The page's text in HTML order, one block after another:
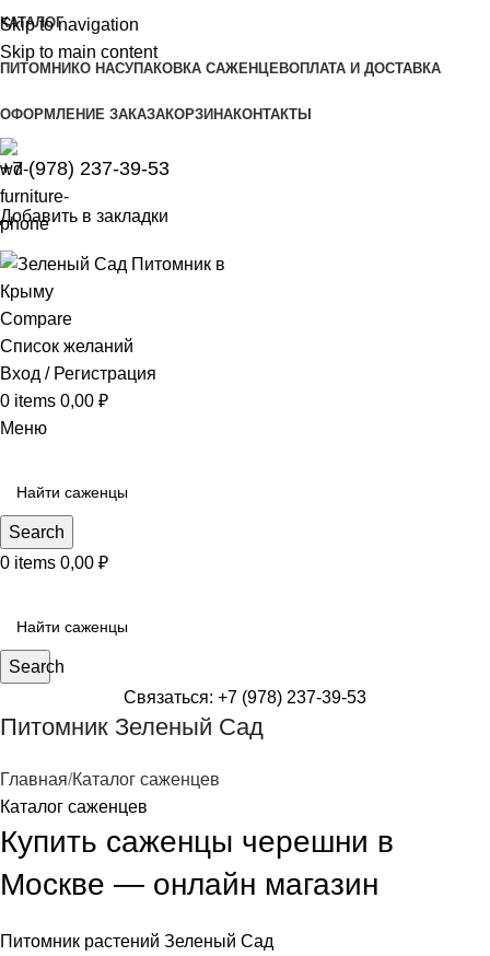
Skip to navigation
Skip to main content
КАТАЛОГ
ПИТОМНИКО НАСУПАКОВКА САЖЕНЦЕВОПЛАТА И ДОСТАВКА
ОФОРМЛЕНИЕ ЗАКАЗАКОРЗИНАКОНТАКТЫ
+7 (978) 237-39-53
Добавить в закладки
Compare
Список желаний
Вход / Регистрация
0 items 0,00 ₽
Меню
Search
0 items 0,00 ₽
Search
Связаться: +7 (978) 237-39-53
Питомник Зеленый Сад
Главная Каталог саженцев
Каталог саженцев
Купить саженцы черешни в
Москве — онлайн магазин
Питомник растений Зеленый Сад